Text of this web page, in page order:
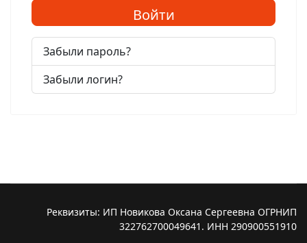
Войти
Забыли пароль?
Забыли логин?
Реквизиты: ИП Новикова Оксана Сергеевна ОГРНИП
322762700049641. ИНН 290900551910